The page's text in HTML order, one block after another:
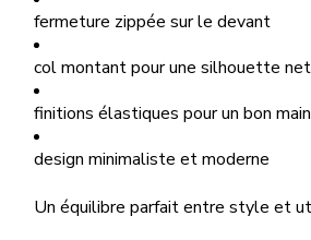
fermeture zippée sur le devant
col montant pour une silhouette
finitions élastiques pour un bon
design minimaliste et moderne
Un équilibre parfait entre style et